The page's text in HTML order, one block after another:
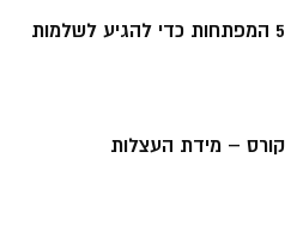
5 המפתחות כדי להגיע לשלמות
קורס – מידת העצלות